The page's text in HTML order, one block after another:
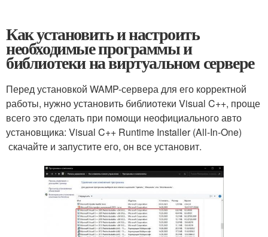
Как установить и настроить
необходимые программы и
библиотеки на виртуальном сервере
Перед установкой WAMP-сервера для его корректной
работы, нужно установить библиотеки Visual C++, проще
всего это сделать при помощи неофициального авто
установщика: Visual C++ Runtime Installer (All-In-One)
скачайте и запустите его, он все установит.